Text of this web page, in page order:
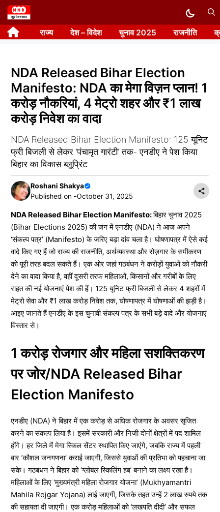
Skip
to
content राज्य देश – विदेश चुनाव 2025 राजनीति
NDA Released Bihar Election
Manifesto: NDA का मेगा विज़न प्लान! 1
करोड़ नौकरियां, 4 मेट्रो शहर और ₹1 लाख
करोड़ निवेश का वादा
NDA Released Bihar Election Manifesto: 125 यूनिट
फ्री बिजली से लेकर ‘पंचामृत गारंटी’ तक- एनडीए ने पेश किया
बिहार का विकास ब्लूप्रिंट
Roshani Shakya
Published on -October 31, 2025
NDA Released Bihar Election Manifesto:बिहार चुनाव 2025
(Bihar Elections 2025) की जंग में एनडीए (NDA) ने आज अपने
‘संकल्प पत्र’ (Manifesto) के जरिए बड़ा दांव चला है। घोषणापत्र में ऐसे कई
वादे किए गए हैं जो राज्य की राजनीति, अर्थव्यवस्था और रोज़गार के समीकरण
को पूरी तरह बदल सकते हैं। एक ओर जहां गठबंधन ने करोड़ों युवाओं को नौकरी
देने का वादा किया है, वहीं दूसरी तरफ महिलाओं, किसानों और गरीबों के लिए
राहत की नई योजनाएं पेश की हैं। 125 यूनिट फ्री बिजली से लेकर 4 शहरों में
मेट्रो सेवा और ₹1 लाख करोड़ निवेश तक, घोषणापत्र में घोषणाओं की झड़ी है।
आइए जानते हैं एनडीए के इस चुनावी संकल्प पत्र के सभी बड़े वादे और योजनाएं
विस्तार से।
1 करोड़ रोजगार और महिला सशक्तिकरण
पर जोर/NDA Released Bihar
Election Manifesto
एनडीए (NDA) ने बिहार में एक करोड़ से अधिक रोजगार के अवसर सृजित
करने का संकल्प लिया है। इसमें सरकारी और निजी दोनों क्षेत्रों में पद शामिल
होंगे। हर जिले में मेगा स्किल सेंटर स्थापित किए जाएंगे, जबकि राज्य में पहली
बार ‘कौशल जनगणना’ कराई जाएगी, जिससे युवाओं की प्रतिभा को पहचाना जा
सके। गठबंधन ने बिहार को ‘ग्लोबल स्किलिंग हब’ बनाने का लक्ष्य रखा है।
महिलाओं के लिए ‘मुख्यमंत्री महिला रोजगार योजना’ (Mukhyamantri
Mahila Rojgar Yojana) लाई जाएगी, जिसके तहत उन्हें 2 लाख रुपये तक
की सहायता दी जाएगी। एक करोड़ महिलाओं को ‘लखपति दीदी’ और सफल